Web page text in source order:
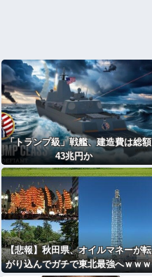
「トランプ級」戦艦、建造費は総額
43兆円か
【悲報】秋田県、オイルマネーが転
がり込んでガチで東北最強へｗｗｗ